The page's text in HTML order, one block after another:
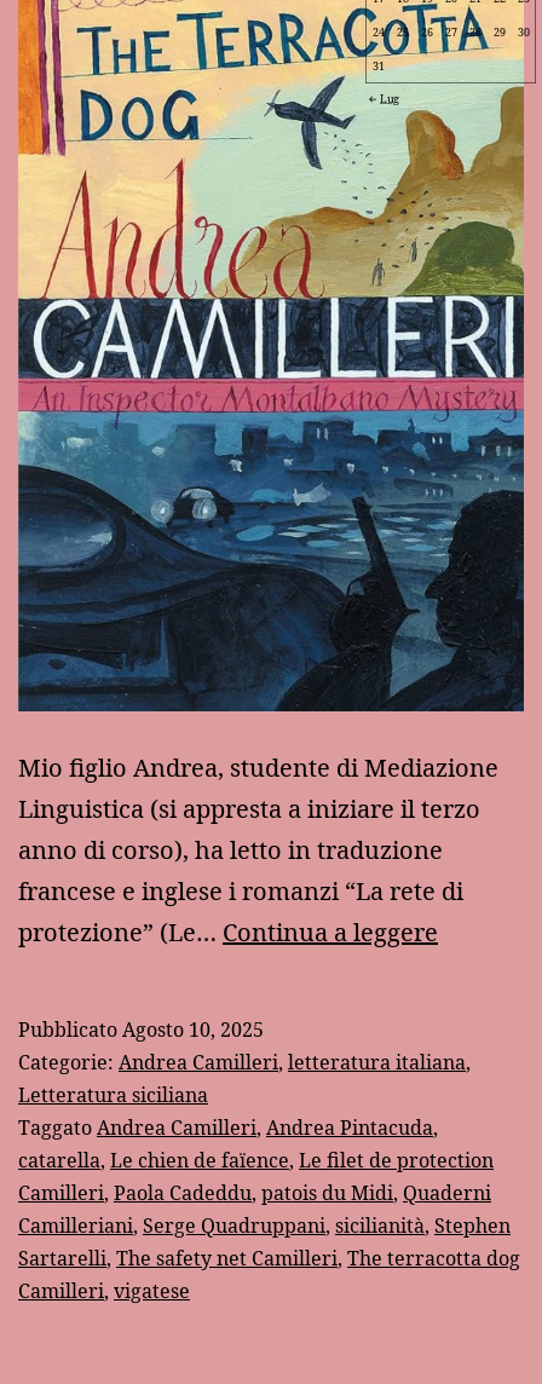
Mio figlio Andrea, studente di Mediazione
Linguistica (si appresta a iniziare il terzo
anno di corso), ha letto in traduzione
francese e inglese i romanzi “La rete di
protezione” (Le… Continua a leggere
di
di
PubblicatoAgosto 10, 2025
Categorie: Andrea Camilleri, letteratura italiana,
Letteratura siciliana
TaggatoAndrea Camilleri, Andrea Pintacuda,
catarella, Le chien de faïence, Le filet de protection
Camilleri, Paola Cadeddu, patois du Midi, Quaderni
Camilleriani, Serge Quadruppani, sicilianità, Stephen
Sartarelli, The safety net Camilleri, The terracotta dog
Camilleri, vigatese
24 25 26 27 28 29 30
31
Lug